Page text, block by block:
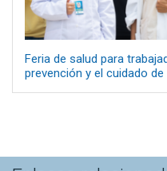
Feria de salud para
prevención y el cuidado de